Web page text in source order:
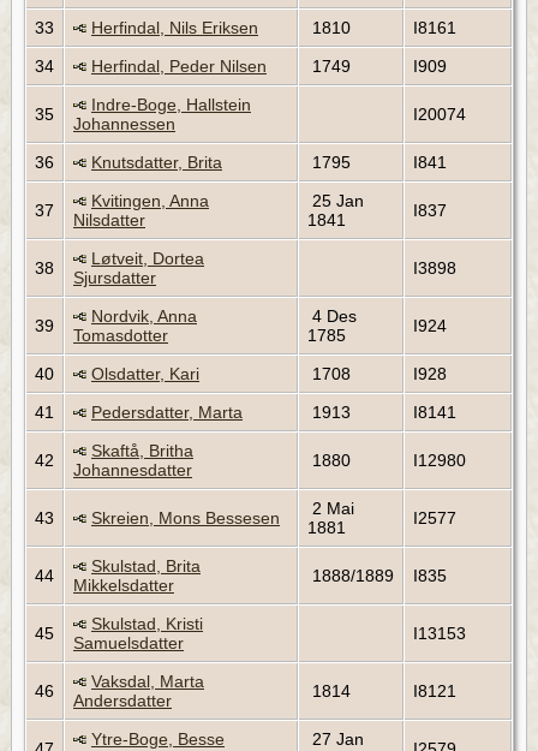
33 Herfindal, Nils Eriksen 1810
I8161
34
Herfindal, Peder Nilsen 1749 I909
35
Indre-Boge, Hallstein
Johannessen
I20074
36 Knutsdatter, Brita 1795 I841
37
Kvitingen, Anna
Nilsdatter
25 Jan
1841
I837
38
Løtveit, Dortea
Sjursdatter
I3898
39
Nordvik, Anna
Tomasdotter
4 Des
1785
I924
40 Olsdatter, Kari 1708
I928
41
Pedersdatter, Marta 1913 I8141
42
Skaftå, Britha
Johannesdatter
1880 I12980
43 Skreien, Mons Bessesen
2 Mai
1881
I2577
44
Skulstad, Brita
Mikkelsdatter
1888/1889 I835
45
Skulstad, Kristi
Samuelsdatter
I13153
46
Vaksdal, Marta
Andersdatter
1814 I8121
Ytre-Boge, Besse
27 Jan